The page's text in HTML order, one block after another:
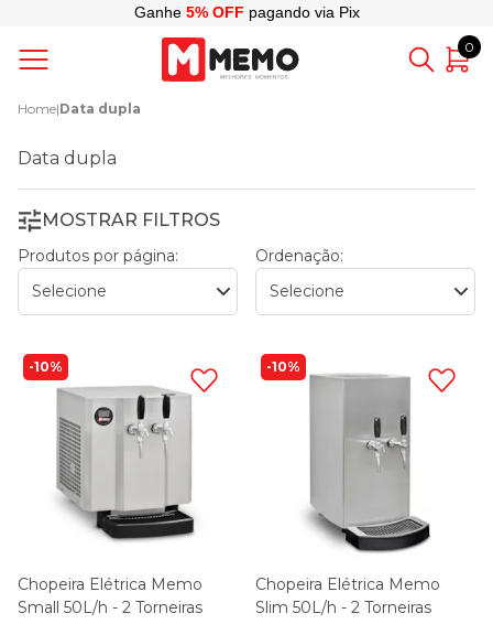
Ganhe 5% OFF pagando via Pix
0
Home|Data dupla
Data dupla
MOSTRAR FILTROS
Produtos por página: Ordenação:
10%
Chopeira Elétrica Memo
Small 50L/h - 2 Torneiras
10%
Chopeira Elétrica Memo
Slim 50L/h - 2 Torneiras